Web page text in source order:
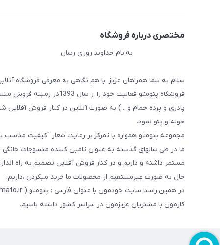
مختصری درباره فروشگاه
به نام خداوند روزی رسان
سلام به شما همراهان عزیز ،با هم نگاهی به معرفی فروشگاه
فروشگاه پتومتو فعالیت
پادری و پرده حمام و ...) به صورت آنلاین در کنار فروش آفلاین
حوله و پتو نمود.
مجموعه پتومتو همواره با تمرکز بر رعایت شعار "کیفیت
ما در طی سالهای گذشته به عنوان تامین کننده منسوجات خانگی
مستمر داشته و داریم و در کنار فروش آفلاین تصمیم به راه
حال به صورت غیرمستقیم از محصولات ما خرید میکردن ،داریم.
کارمون با مشتریان عزیزمون در سراسر کشور داشته باشیم.